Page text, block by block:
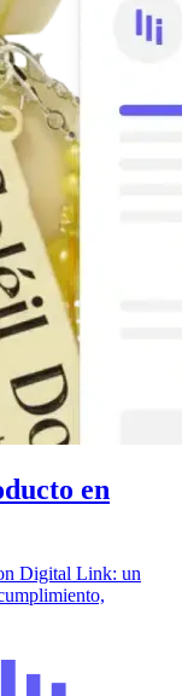
en
Digital Link: un